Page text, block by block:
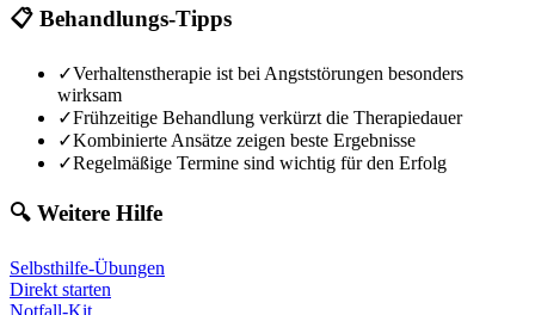
📋 Behandlungs-Tipps
✓Verhaltenstherapie ist bei Angststörungen besonders
wirksam
✓Frühzeitige Behandlung verkürzt die Therapiedauer
✓Kombinierte Ansätze zeigen beste Ergebnisse
✓Regelmäßige Termine sind wichtig für den Erfolg
🔍 Weitere Hilfe
Selbsthilfe-Übungen
Direkt starten
Notfall-Kit